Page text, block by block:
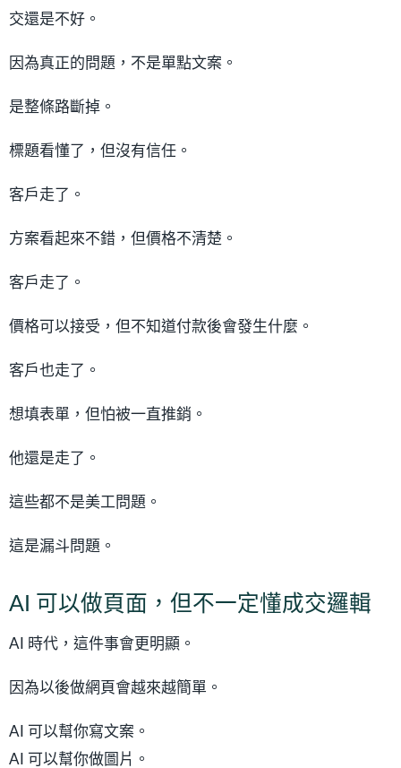
交還是不好。
因為真正的問題，不是單點文案。
是整條路斷掉。
標題看懂了，但沒有信任。
客戶走了。
方案看起來不錯，但價格不清楚。
客戶走了。
價格可以接受，但不知道付款後會發生什麼。
客戶也走了。
想填表單，但怕被一直推銷。
他還是走了。
這些都不是美工問題。
這是漏斗問題。
AI 可以做頁面，但不一定懂成交邏輯
AI 時代，這件事會更明顯。
因為以後做網頁會越來越簡單。
AI 可以幫你寫文案。
AI 可以幫你做圖片。